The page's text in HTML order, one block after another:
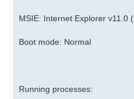
MSIE: Internet Explorer v11.0
Boot mode: Normal
Running processes: